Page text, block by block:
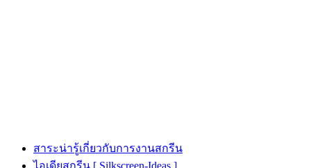
สาระน่ารู้เกี่ยวกับการงานสกรีน